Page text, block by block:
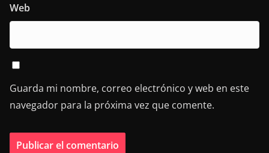
Web
Guarda mi nombre, correo electrónico y web en este
navegador para la próxima vez que comente.